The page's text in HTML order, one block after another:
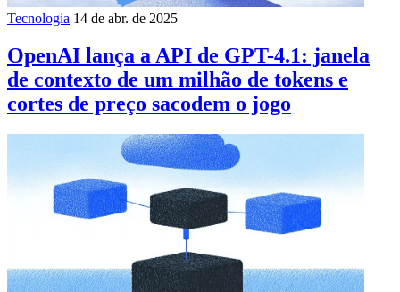
Tecnologia 14 de abr. de 2025
OpenAI lança a API de GPT-4.1: janela
de contexto de um milhão de tokens e
cortes de preço sacodem o jogo